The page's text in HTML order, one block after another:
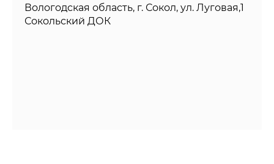
Вологодская область, г. Сокол, ул. Луговая,1
Сокольский ДОК